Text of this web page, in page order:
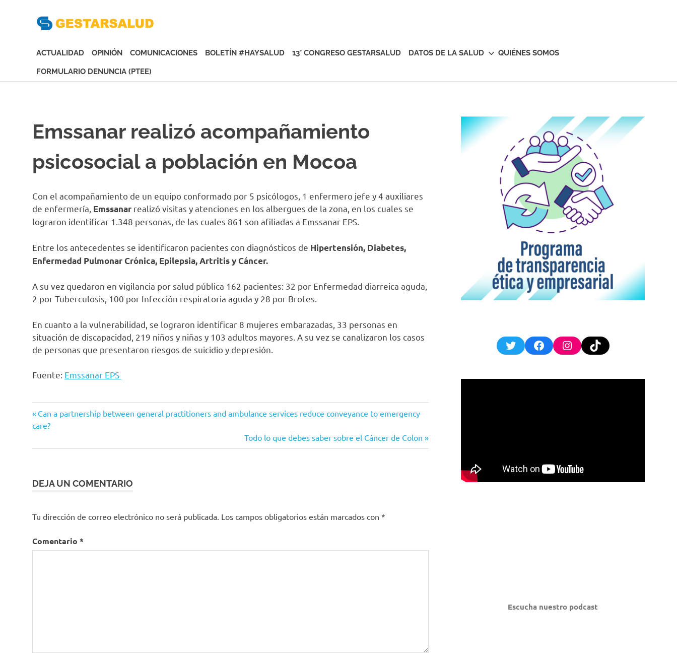
de
Gestoras
del
Salud
ACTUALIDAD OPINIÓN COMUNICACIONES BOLETÍN #HAYSALUD 13° CONGRESO GESTARSALUD DATOS DE LA SALUD QUIÉNES SOMOS
FORMULARIO DENUNCIA (PTEE)
Emssanar realizó acompañamiento
psicosocial a población en Mocoa
Con el acompañamiento de un equipo conformado por 5 psicólogos, 1 enfermero jefe y 4 auxiliares
de enfermería, Emssanar realizó visitas y atenciones en los albergues de la zona, en los cuales se
lograron identificar 1.348 personas, de las cuales 861 son afiliadas a Emssanar EPS.
Entre los antecedentes se identificaron pacientes con diagnósticos de Hipertensión, Diabetes,
Enfermedad Pulmonar Crónica, Epilepsia, Artritis y Cáncer.
A su vez quedaron en vigilancia por salud pública 162 pacientes: 32 por Enfermedad diarreica aguda,
2 por Tuberculosis, 100 por Infección respiratoria aguda y 28 por Brotes.
En cuanto a la vulnerabilidad, se lograron identificar 8 mujeres embarazadas, 33 personas en
situación de discapacidad, 219 niños y niñas y 103 adultos mayores. A su vez se canalizaron los casos
de personas que presentaron riesgos de suicidio y depresión.
Fuente: Emssanar EPS
Mocoa
Navegación
Entrada
anterior:
Can a partnership between general practitioners and ambulance services reduce conveyance to emergency
care?
Siguiente
entrada:
Todo lo que debes saber sobre el Cáncer de Colon
DEJA UN COMENTARIO
Tu dirección de correo electrónico no será publicada. Los campos obligatorios están marcados con *
Comentario *
TwitterFacebookInstagram
TikTok
Escucha nuestro podcast